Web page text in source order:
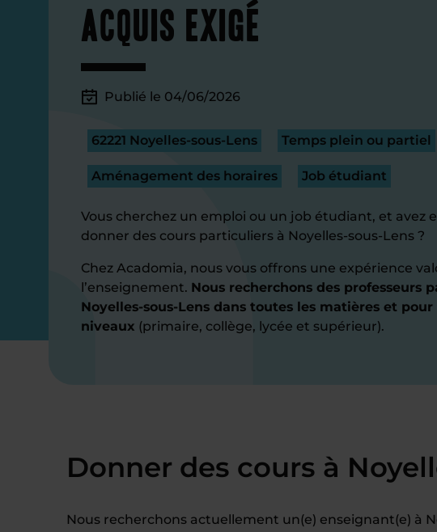
acquis exigé
Publié le 04/06/2026
62221 Noyelles-sous-Lens Temps plein ou partiel
Aménagement des horaires Job étudiant
Vous cherchez un emploi ou un job étudiant, et avez
donner des cours particuliers à Noyelles-sous-Lens ?
Chez Acadomia, nous vous offrons une expérience
l’enseignement. Nous recherchons des professeurs
Noyelles-sous-Lens dans toutes les matières et pour
niveaux (primaire, collège, lycée et supérieur).
Donner des cours à
Nous recherchons actuellement un(e) enseignant(e) à